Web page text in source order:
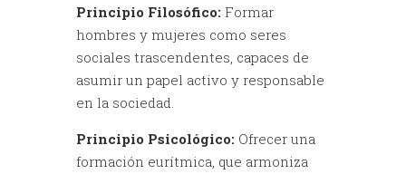
Principio Filosófico: Formar
hombres y mujeres como seres
sociales trascendentes, capaces de
asumir un papel activo y responsable
en la sociedad.
Principio Psicológico: Ofrecer una
formación eurítmica, que armoniza